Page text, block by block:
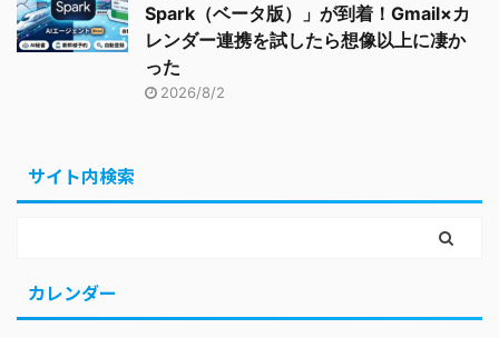
Spark（ベータ版）」が到着！Gmail×カ
レンダー連携を試したら想像以上に凄か
った
2026/8/2
サイト内検索
カレンダー